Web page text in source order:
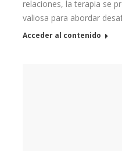
relaciones, la terapia se
valiosa para abordar
Acceder al contenido